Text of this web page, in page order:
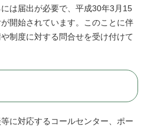
は届出が必要で、平成30年3月15
開始されています。このことに伴
制度に対する問合せを受け付けて
に対応するコールセンター、ポー